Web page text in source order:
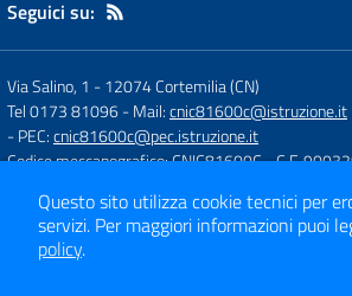
Seguici su:
Via Salino, 1 -12074 Cortemilia (CN)
Tel 0173 81096- Mail:cnic81600c@istruzione.it
- PEC:cnic81600c@pec.istruzione.it
Codice meccanografico: CNIC81600C- C.F.
Concept &
Questo sito utilizza cookie tecnici per
servizi. Per maggiori informazioni puoi
policy.